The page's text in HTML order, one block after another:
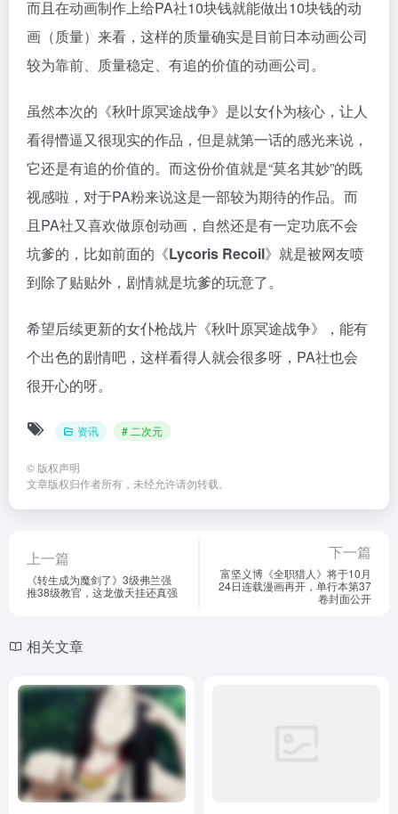
而且在动画制作上给PA社10块钱就能做出10块钱的动
画（质量）来看，这样的质量确实是目前日本动画公司
较为靠前、质量稳定、有追的价值的动画公司。
虽然本次的《秋叶原冥途战争》是以女仆为核心，让人
看得懵逼又很现实的作品，但是就第一话的感光来说，
它还是有追的价值的。而这份价值就是“莫名其妙”的既
视感啦，对于PA粉来说这是一部较为期待的作品。而
且PA社又喜欢做原创动画，自然还是有一定功底不会
坑爹的，比如前面的《Lycoris Recoil》就是被网友喷
到除了贴贴外，剧情就是坑爹的玩意了。
希望后续更新的女仆枪战片《秋叶原冥途战争》，能有
个出色的剧情吧，这样看得人就会很多呀，PA社也会
很开心的呀。
资讯 # 二次元
© 版权声明
文章版权归作者所有，未经允许请勿转载。
上一篇
《转生成为魔剑了》3级弗兰强
推38级教官，这龙傲天挂还真强
下一篇
富坚义博《全职猎人》将于10月
24日连载漫画再开，单行本第37
卷封面公开
相关文章